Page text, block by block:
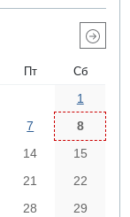
Пт Сб
1
7
8
14
15
21
22
28
29